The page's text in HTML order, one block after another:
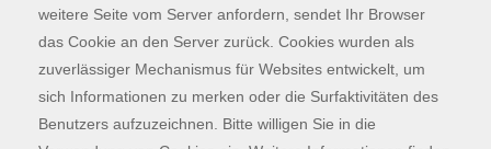
Kontaktformular
Impressum
weitere Seite vom Server anfordern, sendet Ihr Browser
das Cookie an den Server zurück. Cookies wurden als
zuverlässiger Mechanismus für Websites entwickelt, um
sich Informationen zu merken oder die Surfaktivitäten des
Benutzers aufzuzeichnen. Bitte willigen Sie in die